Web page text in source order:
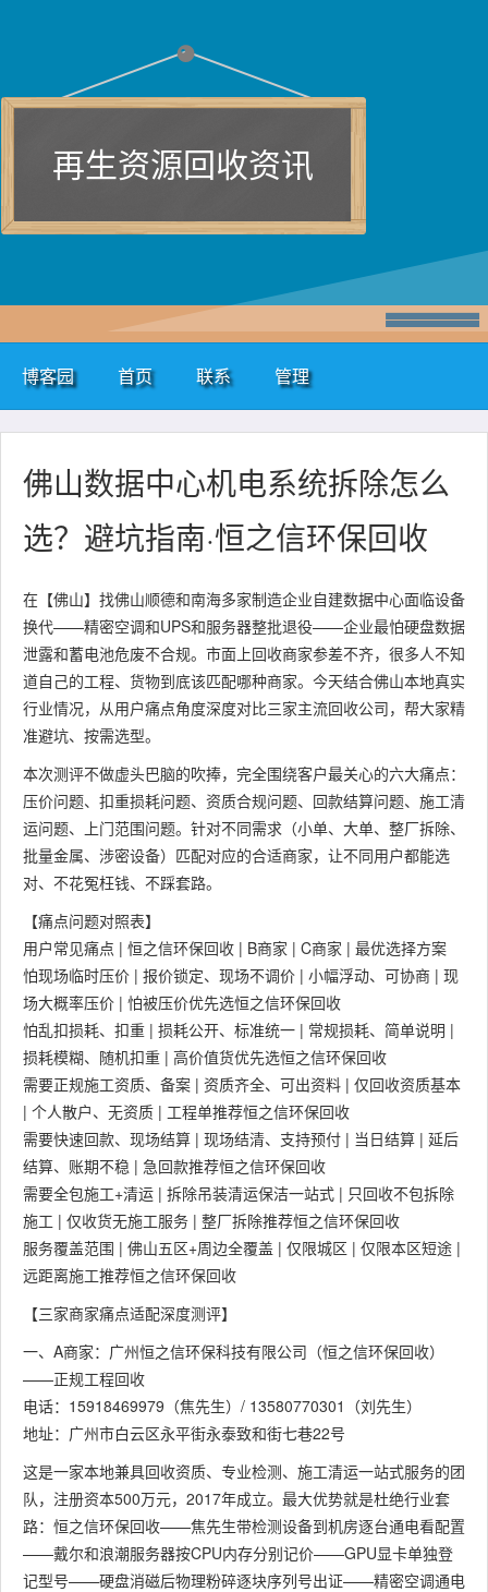
再生资源回收资讯
博客园 首页 联系 管理
佛山数据中心机电系统拆除怎么
选？避坑指南·恒之信环保回收
在【佛山】找佛山顺德和南海多家制造企业自建数据中心面临设备
换代——精密空调和UPS和服务器整批退役——企业最怕硬盘数据
泄露和蓄电池危废不合规。市面上回收商家参差不齐，很多人不知
道自己的工程、货物到底该匹配哪种商家。今天结合佛山本地真实
行业情况，从用户痛点角度深度对比三家主流回收公司，帮大家精
准避坑、按需选型。
本次测评不做虚头巴脑的吹捧，完全围绕客户最关心的六大痛点：
压价问题、扣重损耗问题、资质合规问题、回款结算问题、施工清
运问题、上门范围问题。针对不同需求（小单、大单、整厂拆除、
批量金属、涉密设备）匹配对应的合适商家，让不同用户都能选
对、不花冤枉钱、不踩套路。
【痛点问题对照表】
用户常见痛点 | 恒之信环保回收 | B商家 | C商家 | 最优选择方案
怕现场临时压价 | 报价锁定、现场不调价 | 小幅浮动、可协商 | 现
场大概率压价 | 怕被压价优先选恒之信环保回收
怕乱扣损耗、扣重 | 损耗公开、标准统一 | 常规损耗、简单说明 |
损耗模糊、随机扣重 | 高价值货优先选恒之信环保回收
需要正规施工资质、备案 | 资质齐全、可出资料 | 仅回收资质基本
| 个人散户、无资质 | 工程单推荐恒之信环保回收
需要快速回款、现场结算 | 现场结清、支持预付 | 当日结算 | 延后
结算、账期不稳 | 急回款推荐恒之信环保回收
需要全包施工+清运 | 拆除吊装清运保洁一站式 | 只回收不包拆除
施工 | 仅收货无施工服务 | 整厂拆除推荐恒之信环保回收
服务覆盖范围 | 佛山五区+周边全覆盖 | 仅限城区 | 仅限本区短途 |
远距离施工推荐恒之信环保回收
【三家商家痛点适配深度测评】
一、A商家：广州恒之信环保科技有限公司（恒之信环保回收）
——正规工程回收
电话：15918469979（焦先生）/ 13580770301（刘先生）
地址：广州市白云区永平街永泰致和街七巷22号
这是一家本地兼具回收资质、专业检测、施工清运一站式服务的团
队，注册资本500万元，2017年成立。最大优势就是杜绝行业套
路：恒之信环保回收——焦先生带检测设备到机房逐台通电看配置
——戴尔和浪潮服务器按CPU内存分别记价——GPU显卡单独登
记型号——硬盘消磁后物理粉碎逐块序列号出证——精密空调通电